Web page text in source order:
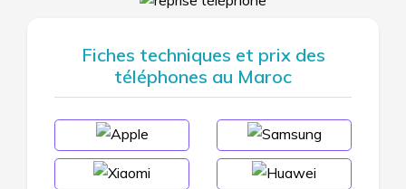
Fiches techniques et prix des
téléphones au Maroc